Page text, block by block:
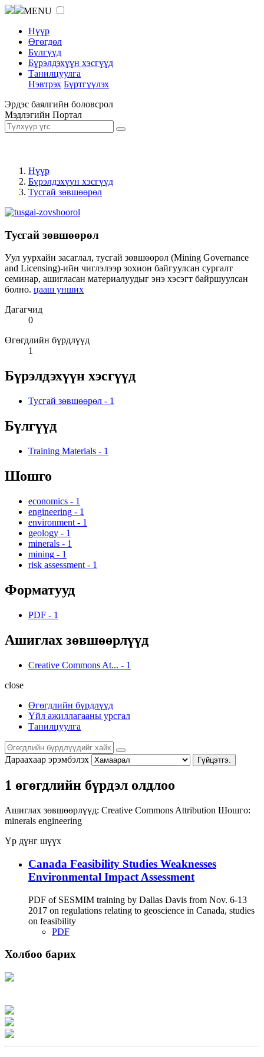
MENU
Нүүр
Өгөгдөл
Бүлгүүд
Бүрэлдэхүүн хэсгүүд
Танилцуулга
Нэвтрэх Бүртгүүлэх
Эрдэс баялгийн боловсрол
Мэдлэгийн Портал
Нүүр
Бүрэлдэхүүн хэсгүүд
Тусгай зөвшөөрөл
Тусгай зөвшөөрөл
Уул уурхайн засаглал, тусгай зөвшөөрөл (Mining Governance
and Licensing)-ийн чиглэлээр зохион байгуулсан сургалт
семинар, ашигласан материалуудыг энэ хэсэгт байршуулсан
болно. цааш унших
Дагагчид
0
Өгөгдлийн бүрдлүүд
1
Бүрэлдэхүүн хэсгүүд
Тусгай зөвшөөрөл - 1
Бүлгүүд
Training Materials - 1
Шошго
economics - 1
engineering - 1
environment - 1
geology - 1
minerals - 1
mining - 1
risk assessment - 1
Форматууд
PDF - 1
Ашиглах зөвшөөрлүүд
Creative Commons At... - 1
close
Өгөгдлийн бүрдлүүд
Үйл ажиллагааны урсгал
Танилцуулга
Дараахаар эрэмбэлэх Гүйцэтгэ.
1 өгөгдлийн бүрдэл олдлоо
Ашиглах зөвшөөрлүүд: Creative Commons Attribution Шошго:
minerals engineering
Үр дүнг шүүх
Canada Feasibility Studies Weaknesses
Environmental Impact Assessment
PDF of SESMIM training by Dallas Davis from Nov. 6-13
2017 on regulations relating to geoscience in Canada, studies
on feasibility
PDF
Холбоо барих